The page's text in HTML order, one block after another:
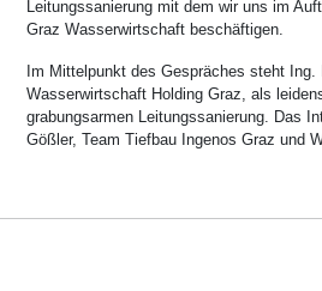
Leitungssanierung mit dem wir uns im
Graz Wasserwirtschaft beschäftigen.
Im Mittelpunkt des Gespräches steht
Wasserwirtschaft Holding Graz, als
grabungsarmen Leitungssanierung. Das
Gößler, Team Tiefbau Ingenos Graz und